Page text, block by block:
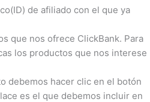
de afiliado con el que ya
que nos ofrece ClickBank. Para
los productos que nos interese
debemos hacer clic en el botón
es el que debemos incluir en